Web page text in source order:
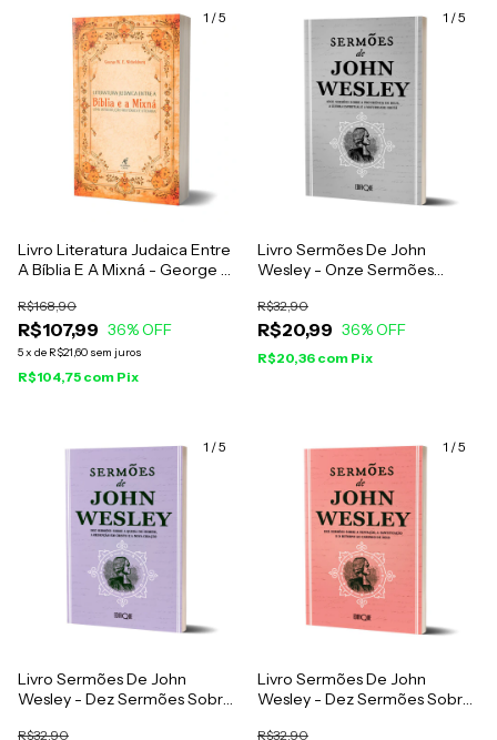
1 /5
Livro Literatura Judaica Entre
A Bíblia E A Mixná - George W.
R$107,99
R$168,90
36% OFF
5x de R$21,60 sem juros
R$104,75 com Pix
1 /5
Livro Sermões De John
Wesley - Onze Sermões
A Guerra Espiritual E A
Maturidade Cristã
R$20,99
R$32,90
36% OFF
R$20,36 com Pix
1 /5
Livro Sermões De John
Wesley - Dez Sermões Sobre
R$32,90
1 /5
Livro Sermões De John
Wesley - Dez Sermões Sobre
R$32,90